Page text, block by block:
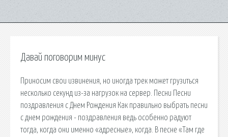
Давай поговорим минус
Приносим свои извинения, но иногда трек может грузиться
несколько секунд из-за нагрузок на сервер. Песни Песни
поздравления с Днем Рождения Как правильно выбрать песни
с днем рождения - поздравления ведь особенно радуют
тогда, когда они именно «адресные», когда. В песне «Там где